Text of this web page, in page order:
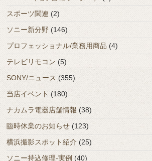
スポーツ関連 (2)
ソニー新分野 (146)
プロフェッショナル/業務用商品 (4)
テレビリモコン (5)
SONY/ニュース (355)
当店イベント (180)
ナカムラ電器店舗情報 (38)
臨時休業のお知らせ (123)
横浜撮影スポット紹介 (25)
ソニー持込修理-実例 (40)